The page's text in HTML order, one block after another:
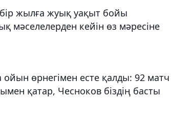
жылға жуық уақыт бойы
мәселелерден кейін өз мәресіне
өрнегімен есте қалды: 92 матч
қатар, Чесноков біздің басты